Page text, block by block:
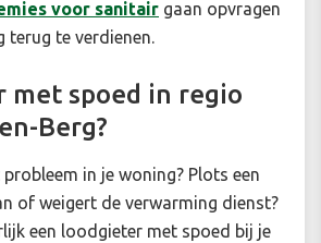
voor sanitair gaan opvragen
terug te verdienen.
met spoed in regio
Berg?
probleem in je woning? Plots een
of weigert de verwarming dienst?
een loodgieter met spoed bij je